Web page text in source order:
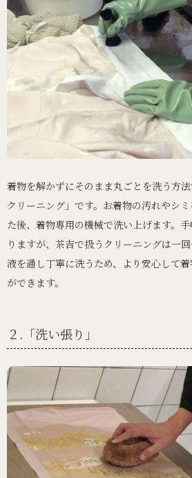
着物を解かずにそのまま丸ごとを洗う方
クリーニング」です。お着物の汚れやシ
た後、着物専用の機械で洗い上げます。
りますが、茶吉で扱うクリーニングは一
液を通し丁寧に洗うため、より安心して
ができます。
２.「洗い張り」